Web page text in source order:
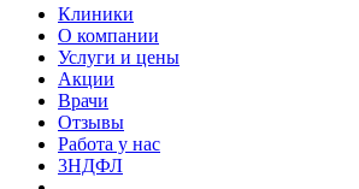
Клиники
О компании
Услуги и цены
Акции
Врачи
Отзывы
Работа у нас
3НДФЛ